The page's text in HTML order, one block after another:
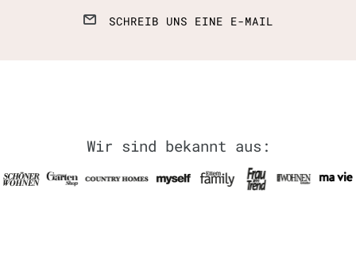
SCHREIB UNS EINE E-MAIL
Wir sind bekannt aus: